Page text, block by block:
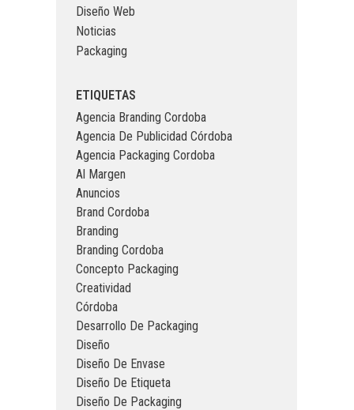
Diseño Web
Noticias
Packaging
ETIQUETAS
Agencia Branding Cordoba
Agencia De Publicidad Córdoba
Agencia Packaging Cordoba
Al Margen
Anuncios
Brand Cordoba
Branding
Branding Cordoba
Concepto Packaging
Creatividad
Córdoba
Desarrollo De Packaging
Diseño
Diseño De Envase
Diseño De Etiqueta
Diseño De Packaging